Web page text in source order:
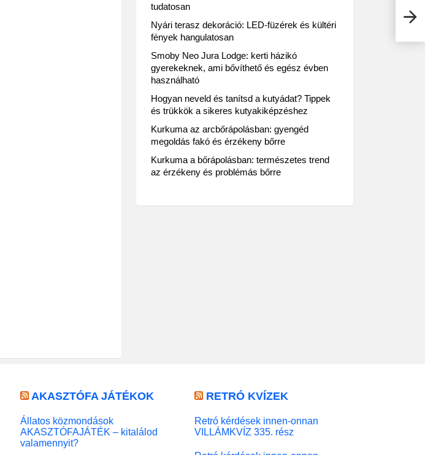
tudatosan
Nyári terasz dekoráció: LED-füzérek és kültéri
fények hangulatosan
Smoby Neo Jura Lodge: kerti házikó
gyerekeknek, ami bővíthető és egész évben
használható
Hogyan neveld és tanítsd a kutyádat? Tippek
és trükkök a sikeres kutyakiképzéshez
Kurkuma az arcbőrápolásban: gyengéd
megoldás fakó és érzékeny bőrre
Kurkuma a bőrápolásban: természetes trend
az érzékeny és problémás bőrre
AKASZTÓFA JÁTÉKOK
Állatos közmondások
AKASZTÓFAJÁTÉK – kitalálod
valamennyit?
RETRÓ KVÍZEK
Retró kérdések innen-onnan
VILLÁMKVÍZ 335. rész